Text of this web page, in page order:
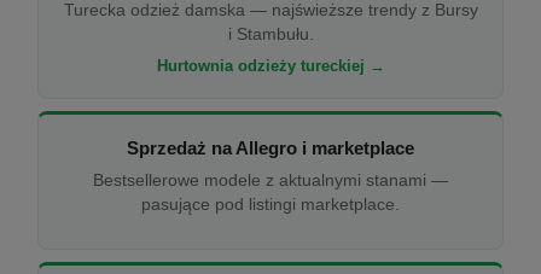
Turecka odzież damska — najświeższe trendy z Bursy
i Stambułu.
Hurtownia odzieży tureckiej →
Sprzedaż na Allegro i marketplace
Bestsellerowe modele z aktualnymi stanami —
pasujące pod listingi marketplace.